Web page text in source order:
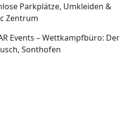
Parkplätze, Umkleiden &
Zentrum
Events – Wettkampfbüro: Der
Sonthofen